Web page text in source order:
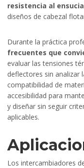
resistencia al
diseños de cabezal
Durante la práctica
frecuentes que
evaluar las tensiones
deflectores sin analizar
compatibilidad de
accesibilidad para
y diseñar sin seguir
aplicables.
Los intercambiadores